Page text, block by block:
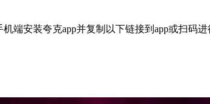
端安装夸克app并复制以下链接到app或扫码